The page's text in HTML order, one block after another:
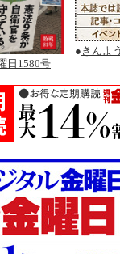
日1580号
● きんよ